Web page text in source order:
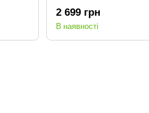
2 699 грн
В наявності